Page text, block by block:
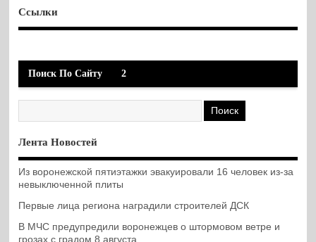
Ссылки
Поиск По Сайту 2
Лента Новостей
Из воронежской пятиэтажки эвакуировали 16 человек из-за
невыключенной плиты
Первые лица региона наградили строителей ДСК
В МЧС предупредили воронежцев о штормовом ветре и
грозах с градом 8 августа